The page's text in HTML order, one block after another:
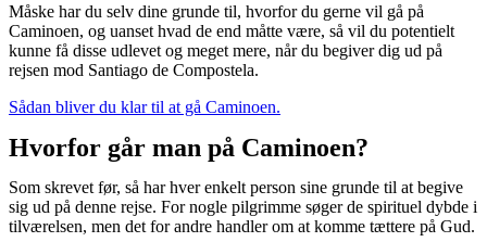
Måske har du selv dine grunde til, hvorfor du gerne vil gå på
Caminoen, og uanset hvad de end måtte være, så vil du potentielt
kunne få disse udlevet og meget mere, når du begiver dig ud på
rejsen mod Santiago de Compostela.
Sådan bliver du klar til at gå Caminoen.
Hvorfor går man på Caminoen?
Som skrevet før, så har hver enkelt person sine grunde til at begive
sig ud på denne rejse. For nogle pilgrimme søger de spirituel dybde i
tilværelsen, men det for andre handler om at komme tættere på Gud.